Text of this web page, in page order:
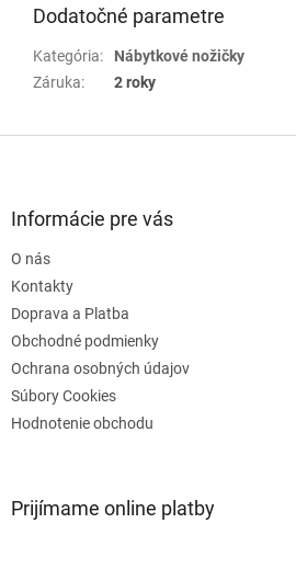
Dodatočné parametre
Kategória:
Nábytkové nožičky
Záruka: 2 roky
Informácie pre vás
O nás
Kontakty
Doprava a Platba
Obchodné podmienky
Ochrana osobných údajov
Súbory Cookies
Hodnotenie obchodu
Prijímame online platby